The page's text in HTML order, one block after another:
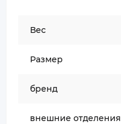
Вес
Размер
бренд
внешние отделения